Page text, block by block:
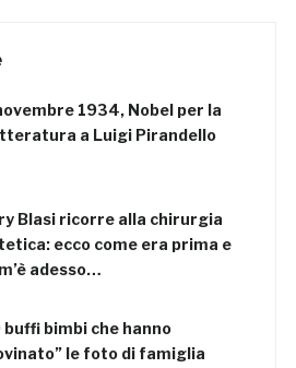
1934, Nobel per la
a Luigi Pirandello
Blasi ricorre alla chirurgia
ecco come era prima e
adesso…
buffi bimbi che hanno
le foto di famiglia